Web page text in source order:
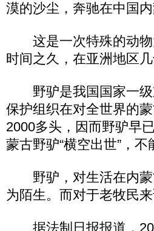
漠的沙尘，奔驰在中国内
这是一次特殊的动物
时间之久，在亚洲地区
野驴是我国国家一级
保护组织在对全世界的
2000多头，因而野驴早
蒙古野驴“横空出世”，
野驴，对生活在内蒙
为陌生。而对于老牧民
据法制日报报道，20